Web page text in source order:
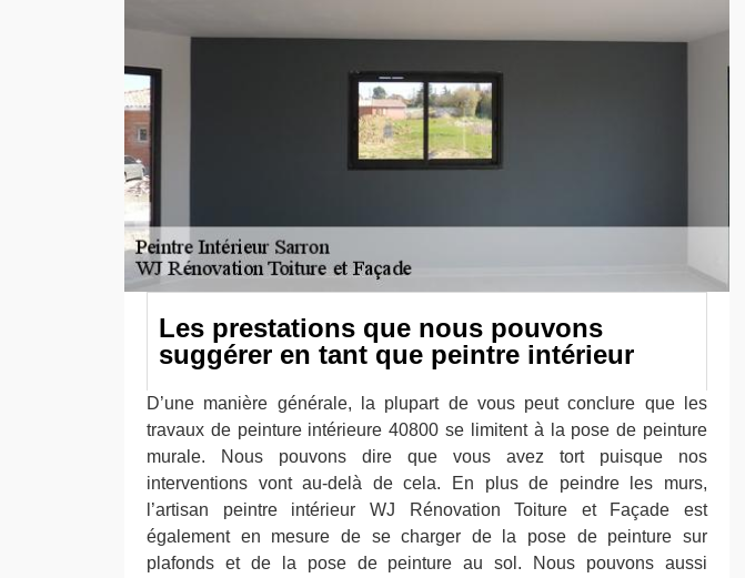
Les prestations que nous pouvons
suggérer en tant que peintre intérieur
D’une manière générale, la plupart de vous peut conclure que les
travaux de peinture intérieure 40800 se limitent à la pose de peinture
murale. Nous pouvons dire que vous avez tort puisque nos
interventions vont au-delà de cela. En plus de peindre les murs,
l’artisan peintre intérieur WJ Rénovation Toiture et Façade est
également en mesure de se charger de la pose de peinture sur
plafonds et de la pose de peinture au sol. Nous pouvons aussi